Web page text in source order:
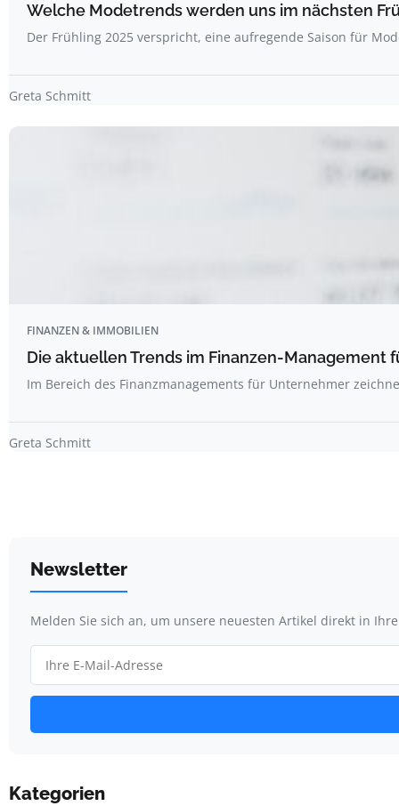
Welche Modetrends werden uns im nächsten
Der Frühling 2025 verspricht, eine aufregende Saison für
Greta Schmitt
FINANZEN & IMMOBILIEN
Die aktuellen Trends im Finanzen-Management
Im Bereich des Finanzmanagements für Unternehmer
Greta Schmitt
Newsletter
Melden Sie sich an, um unsere neuesten Artikel direkt in
Kategorien